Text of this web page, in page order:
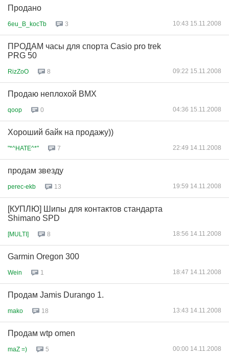
Продано
6eu_B_kocTb 3 10:43 15.11.2008
ПРОДАМ часы для спорта Casio pro trek
PRG 50
RizZoO 8 09:22 15.11.2008
Продаю неплохой BMX
qoop 0 04:36 15.11.2008
Хороший байк на продажу))
"*^HATE^*" 7 22:49 14.11.2008
продам звезду
perec-ekb 13 19:59 14.11.2008
[КУПЛЮ] Шипы для контактов стандарта
Shimano SPD
[MULTI] 8 18:56 14.11.2008
Garmin Oregon 300
Wein 1 18:47 14.11.2008
Продам Jamis Durango 1.
mako 18 13:43 14.11.2008
Продам wtp omen
maZ =) 5 00:00 14.11.2008